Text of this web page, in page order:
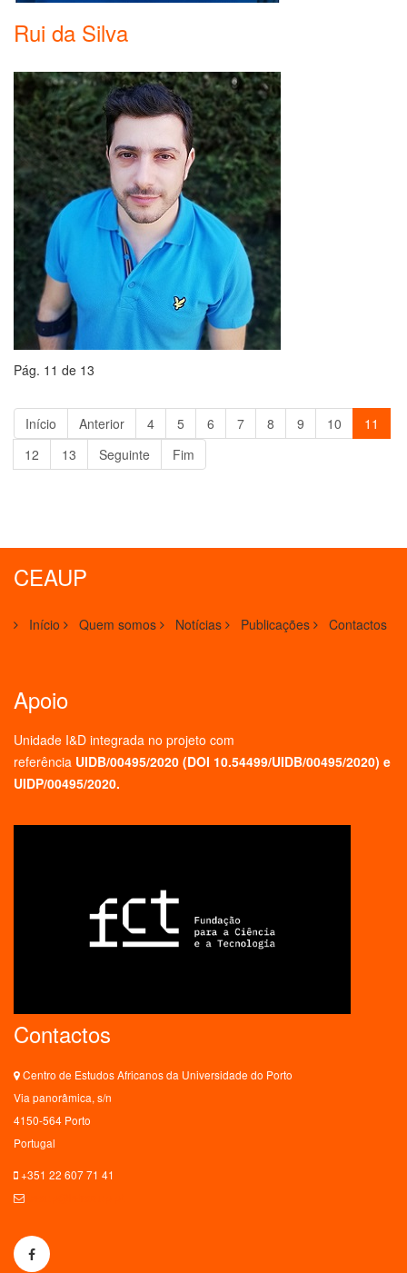
Rui da Silva
Pág. 11 de 13
Início Anterior 4 5 6 7 8 9 10
11
12
13 Seguinte Fim
CEAUP
Início Quem somos Notícias Publicações Contactos
Apoio
Unidade I&D integrada no projeto com
referência UIDB/00495/2020 (DOI 10.54499/UIDB/00495/2020) e
UIDP/00495/2020.
Contactos
Centro de Estudos Africanos da Universidade do Porto
Via panorâmica, s/n
4150-564 Porto
Portugal
+351 22 607 71 41